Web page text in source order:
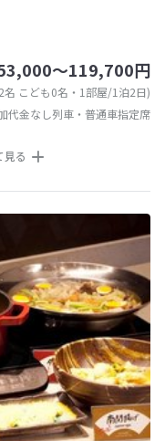
～119,700円
名 こども0名・1部屋/1泊2日)
代金なし列車・普通車指定席
見る